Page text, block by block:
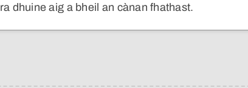
dhuine aig a bheil an cànan fhathast.